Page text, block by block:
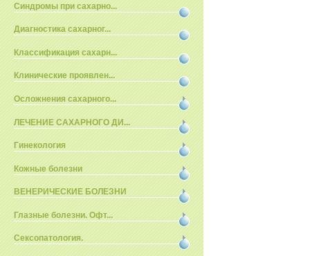
Синдромы при сахарно...
Диагностика сахарног...
Классификация сахарн...
Клинические проявлен...
Осложнения сахарного...
ЛЕЧЕНИЕ САХАРНОГО ДИ...
Гинекология
Кожные болезни
ВЕНЕРИЧЕСКИЕ БОЛЕЗНИ
Глазные болезни. Офт...
Сексопатология.